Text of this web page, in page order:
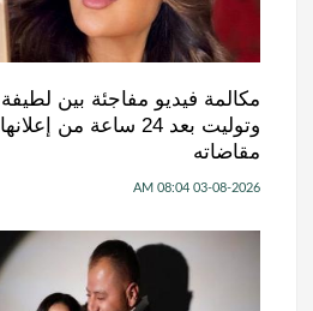
مكالمة فيديو مفاجئة بين لطيفة
وتوليت بعد 24 ساعة من إعلانها
مقاضاته
03-08-2026 08:04 AM